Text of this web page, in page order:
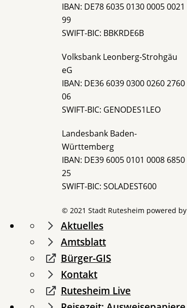
IBAN: DE78 6035 0130 0005 0021
99
SWIFT-BIC: BBKRDE6B
Volksbank Leonberg-Strohgäu
eG
IBAN: DE36 6039 0300 0260 2760
06
SWIFT-BIC: GENODES1LEO
Landesbank Baden-
Württemberg
IBAN: DE39 6005 0101 0008 6850
25
SWIFT-BIC: SOLADEST600
© 2021 Stadt Rutesheim powered by
Aktuelles
Amtsblatt
Bürger-GIS
Kontakt
Rutesheim Live